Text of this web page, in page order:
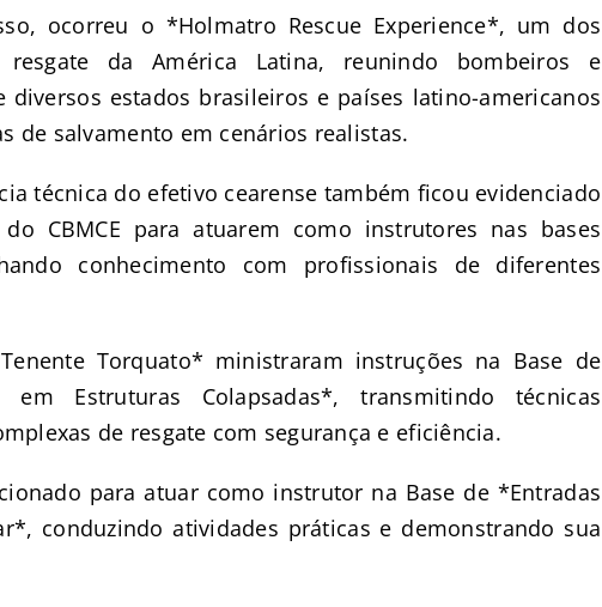
ocorreu o *Holmatro Rescue Experience*, um dos
da América Latina, reunindo bombeiros e
diversos estados brasileiros e países latino-americanos
de salvamento em cenários realistas.
técnica do efetivo cearense também ficou evidenciado
CBMCE para atuarem como instrutores nas bases
conhecimento com profissionais de diferentes
Torquato* ministraram instruções na Base de
em Estruturas Colapsadas*, transmitindo técnicas
de resgate com segurança e eficiência.
para atuar como instrutor na Base de *Entradas
conduzindo atividades práticas e demonstrando sua